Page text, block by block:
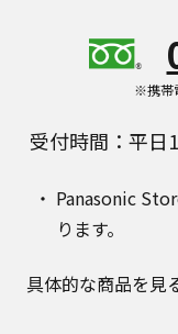
※携帯
受付時間：平日
Panasonic
ります。
具体的な商品を見